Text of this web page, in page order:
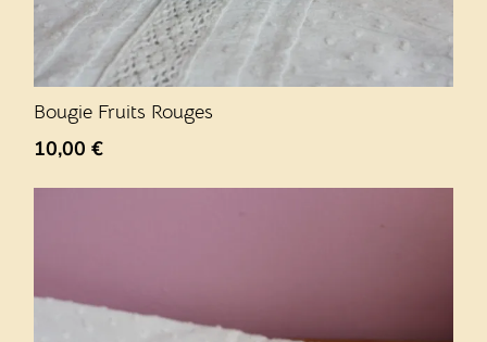
Bougie Fruits Rouges
10,00€